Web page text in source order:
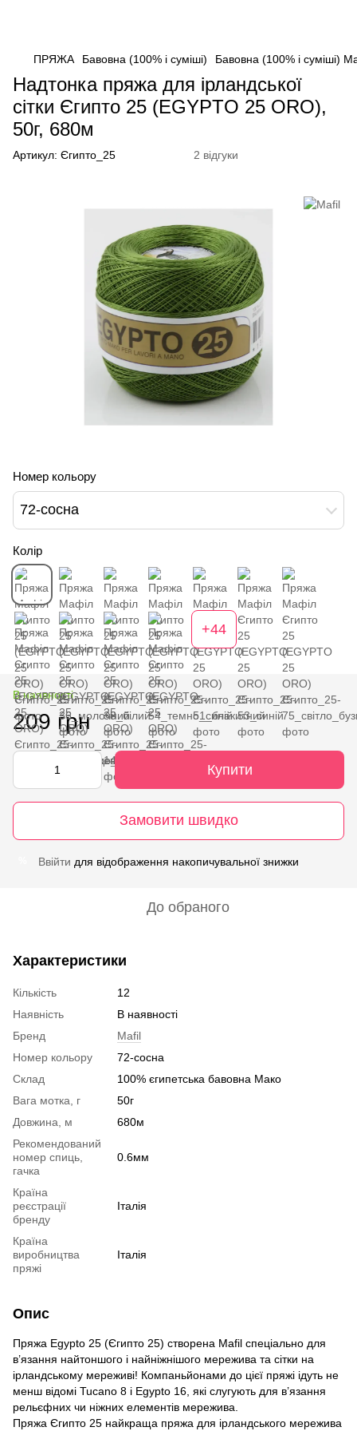
ПРЯЖА Бавовна (100% і суміші) Бавовна (100% і суміші)
Надтонка пряжа для ірландської
сітки Єгипто 25 (EGYPTO 25 ORO),
50г, 680м
Артикул: Єгипто_25 2 відгуки
Номер кольору
72-сосна
Колір
+44
В наявності
209 грн
Купити
Замовити швидко
Ввійти для відображення накопичувальної знижки
До обраного
Характеристики
Кількість
12
Наявність
В наявності
Бренд
Mafil
Номер кольору
72-сосна
Склад
100% єгипетська бавовна Мако
Вага мотка, г
50г
Довжина, м
680м
Рекомендований
номер спиць,
гачка
0.6мм
Країна
реєстрації
бренду
Італія
Країна
виробництва
пряжі
Італія
Опис
Пряжа Egypto 25 (Єгипто 25) створена Mafil спеціально для
в’язання найтоншого і найніжнішого мережива та сітки на
ірландському мереживі! Компаньйонами до цієї пряжі ідуть не
менш відомі Tucano 8 і Egypto 16, які слугують для в’язання
рельєфних чи ніжних елементів мережива.
Пряжа Єгипто 25 найкраща пряжа для ірландського мережива